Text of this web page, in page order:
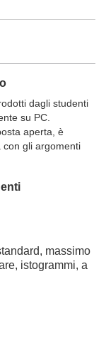
dagli studenti
su PC.
aperta, è
con gli argomenti
massimo
istogrammi, a